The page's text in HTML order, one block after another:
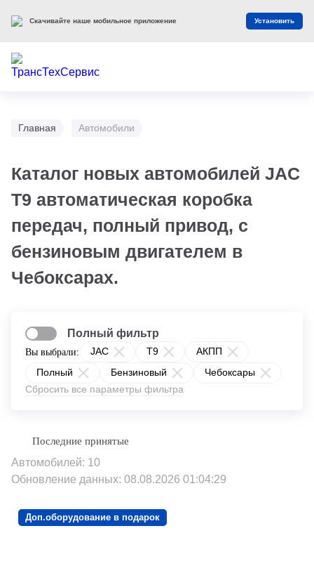
Главная Автомобили
Каталог новых автомобилей JAC
T9 автоматическая коробка
передач, полный привод, с
бензиновым двигателем в
Чебоксарах.
Вы выбрали: JAC T9
АКПП
Полный
Бензиновый
Чебоксары
Сбросить все параметры фильтра
Полный фильтр
Автомобилей: 10
Обновление данных: 08.08.2026 01:04:29
Доп.оборудование в подарок
Скачивайте наше мобильное приложение Установить